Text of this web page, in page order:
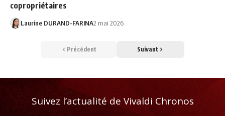
copropriétaires
Laurine DURAND-FARINA2 mai 2026
Précédent Suivant
Suivez l’actualité de Vivaldi Chronos